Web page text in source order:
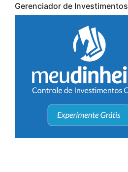
Gerenciador de Investimentos